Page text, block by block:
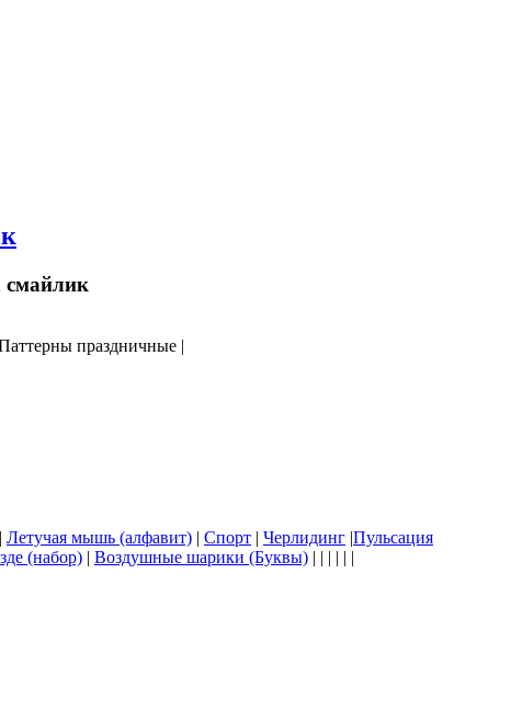
праздничные |
| Летучая мышь (алфавит) | Спорт | Черлидинг |Пульсация
(набор) | Воздушные шарики (Буквы) | | | | | |